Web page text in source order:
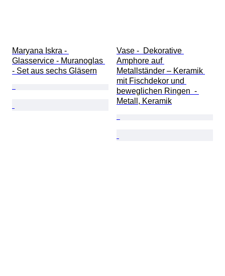
Maryana Iskra -
Glasservice - Muranoglas
- Set aus sechs Gläsern
Vase -  Dekorative
Amphore auf
Metallständer – Keramik
mit Fischdekor und
beweglichen Ringen  -
Metall, Keramik